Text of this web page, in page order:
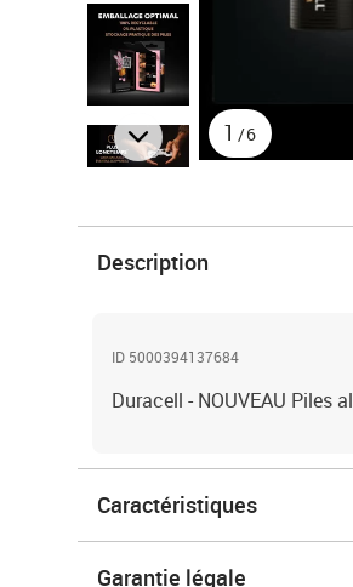
1 /6
Description
ID 5000394137684
Duracell - NOUVEAU Piles
Caractéristiques
Garantie légale